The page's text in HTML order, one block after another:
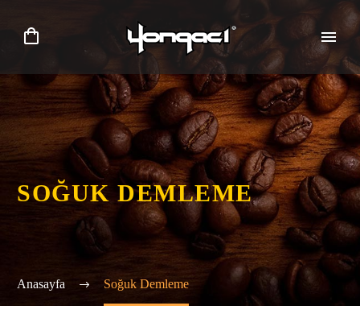
SOĞUK DEMLEME
Anasayfa Soğuk Demleme